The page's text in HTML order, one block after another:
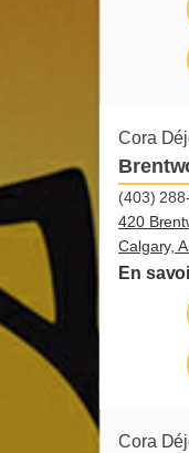
Cora
(403)
420
Calgary,
En
Cora